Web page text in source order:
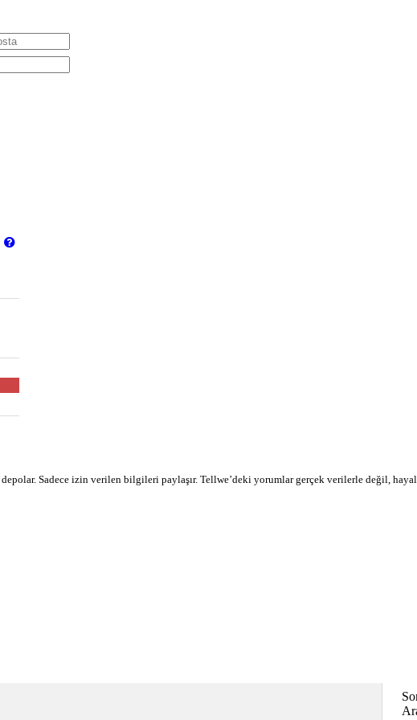
Sadece izin verilen bilgileri paylaşır. Tellwe’deki yorumlar gerçek verilerle değil,